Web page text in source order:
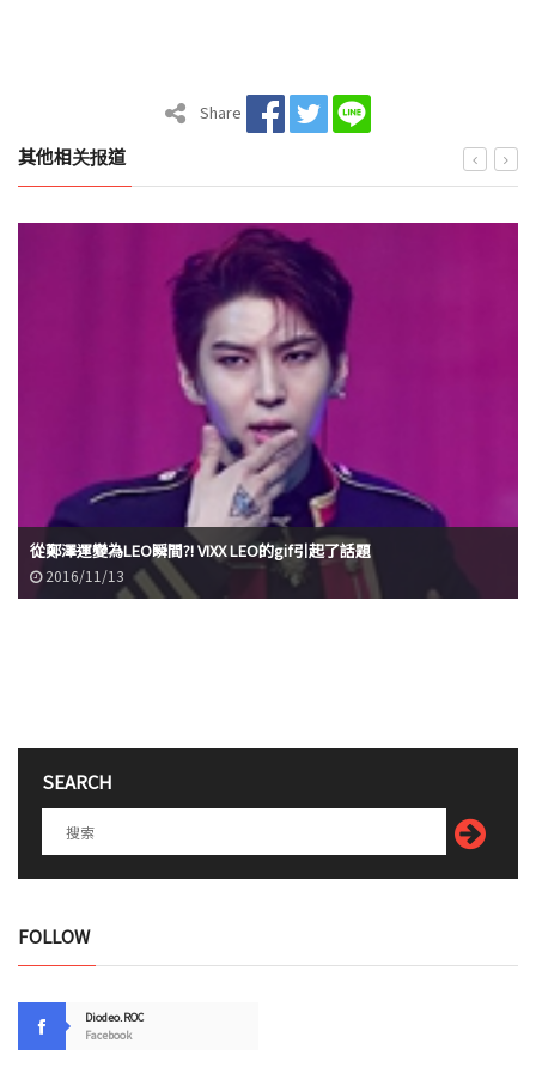
Share
其他相关报道
從鄭澤運變為LEO瞬間?! VIXX LEO的gif引起了話題
2016/11/13
SEARCH
FOLLOW
Diodeo.ROC
Facebook